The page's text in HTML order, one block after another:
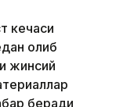
кечаси
олиб
жинсий
беради